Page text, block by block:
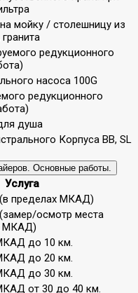
мойку / столешницу из
редукционного
насоса 100G
редукционного
душа
Корпуса ВВ, SL
Основные работы.
Услуга
пределах МКАД)
осмотр места
МКАД)
до 10 км.
до 20 км.
до 30 км.
от 30 до 40 км.